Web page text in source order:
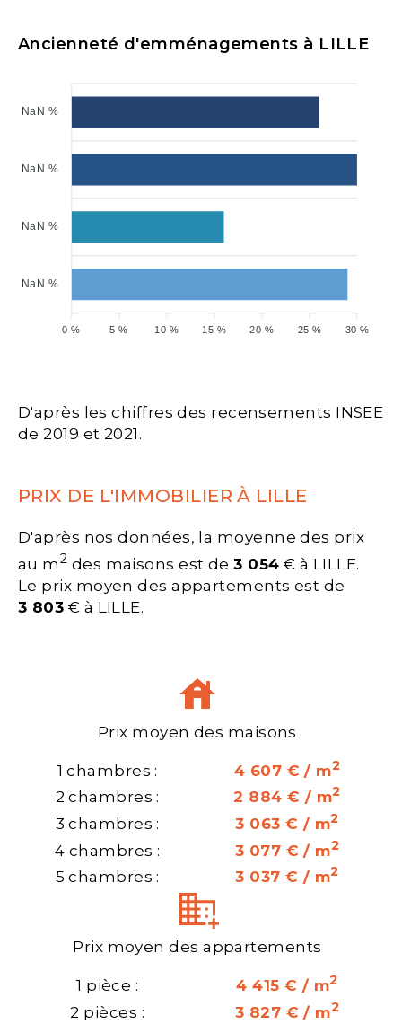
Ancienneté d'emménagements à LILLE
NaN %
NaN %
NaN %
NaN %
30 %
25 %
20 %
15 %
10 %
5 %
0 %
D'après les chiffres des recensements INSEE
de 2019 et 2021.
PRIX DE L'IMMOBILIER À LILLE
D'après nos données, la moyenne des prix
au m2 des maisons est de3 054 € à LILLE.
Le prix moyen des appartements est de
3 803 € à LILLE.
Prix moyen des maisons
1 chambres : 4 607 € / m2
2 chambres : 2 884 € / m2
3 chambres : 3 063 € / m2
4 chambres : 3 077 € / m2
5 chambres : 3 037 € / m2
Prix moyen des appartements
1 pièce : 4 415 € / m2
2 pièces : 3 827 € / m2